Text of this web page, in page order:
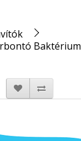
Baktérium